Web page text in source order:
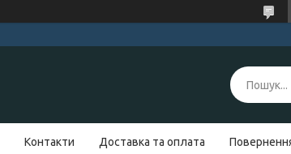
Контакти Доставка та оплата